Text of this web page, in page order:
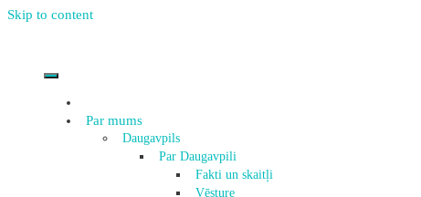
Skip to content
Par mums
Daugavpils
Par Daugavpili
Fakti un skaitļi
Vēsture